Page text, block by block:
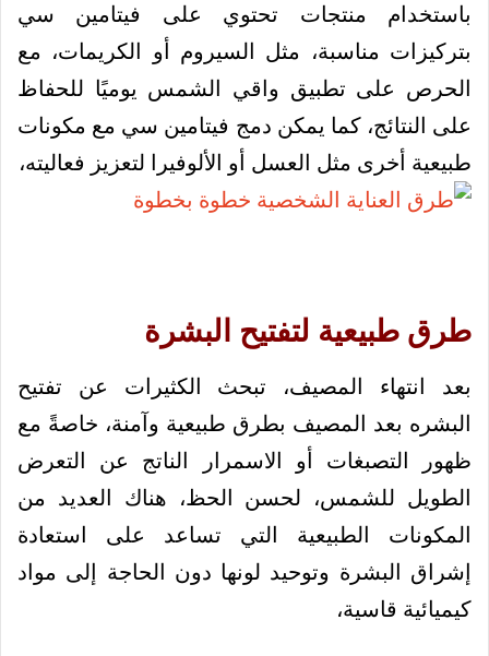
باستخدام منتجات تحتوي على فيتامين سي
بتركيزات مناسبة، مثل السيروم أو الكريمات، مع
الحرص على تطبيق واقي الشمس يوميًا للحفاظ
على النتائج، كما يمكن دمج فيتامين سي مع مكونات
طبيعية أخرى مثل العسل أو الألوفيرا لتعزيز فعاليته،
طرق طبيعية لتفتيح البشرة
بعد انتهاء المصيف، تبحث الكثيرات عن تفتيح
البشره بعد المصيف بطرق طبيعية وآمنة، خاصةً مع
ظهور التصبغات أو الاسمرار الناتج عن التعرض
الطويل للشمس، لحسن الحظ، هناك العديد من
المكونات الطبيعية التي تساعد على استعادة
إشراق البشرة وتوحيد لونها دون الحاجة إلى مواد
كيميائية قاسية،